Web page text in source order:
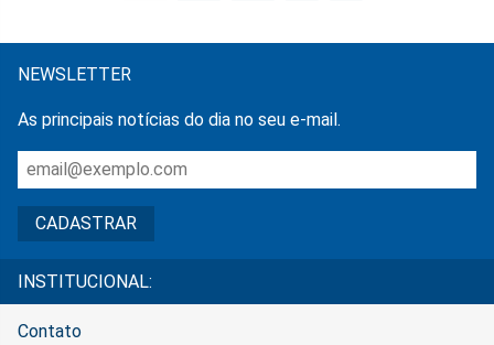
NEWSLETTER
As principais notícias do dia no seu e-mail.
INSTITUCIONAL:
Contato